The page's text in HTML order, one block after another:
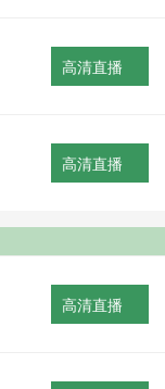
高清直播
高清直播
高清直播